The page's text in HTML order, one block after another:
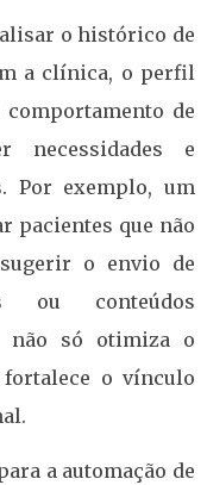
o histórico de
a clínica, o perfil
de
necessidades e
Por exemplo, um
pacientes que não
o envio de
ou conteúdos
não só otimiza o
fortalece o vínculo
a automação de